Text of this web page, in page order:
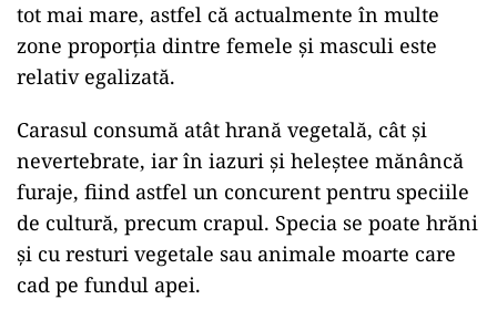
tot mai mare, astfel că actualmente în multe
zone proporţia dintre femele şi masculi este
relativ egalizată.
Carasul consumă atât hrană vegetală, cât şi
nevertebrate, iar în iazuri şi heleştee mănâncă
furaje, fiind astfel un concurent pentru speciile
de cultură, precum crapul. Specia se poate hrăni
şi cu resturi vegetale sau animale moarte care
cad pe fundul apei.